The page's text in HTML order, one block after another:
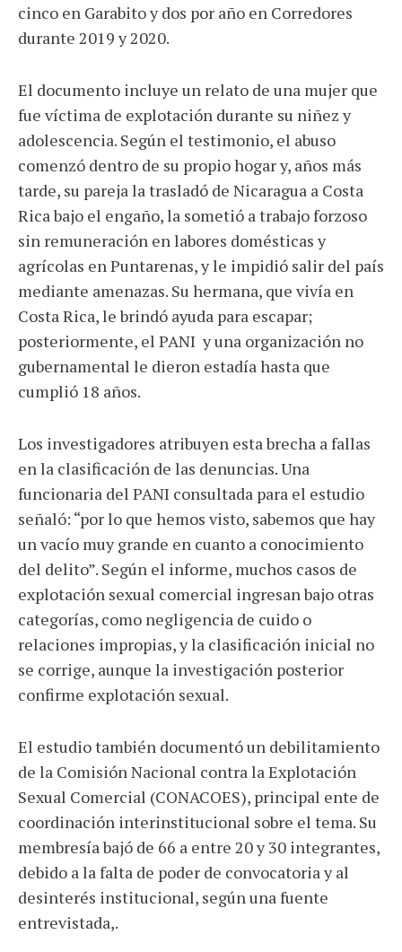
cinco en Garabito y dos por año en Corredores
durante 2019 y 2020.
El documento incluye un relato de una mujer que
fue víctima de explotación durante su niñez y
adolescencia. Según el testimonio, el abuso
comenzó dentro de su propio hogar y, años más
tarde, su pareja la trasladó de Nicaragua a Costa
Rica bajo el engaño, la sometió a trabajo forzoso
sin remuneración en labores domésticas y
agrícolas en Puntarenas, y le impidió salir del país
mediante amenazas. Su hermana, que vivía en
Costa Rica, le brindó ayuda para escapar;
posteriormente, el PANI y una organización no
gubernamental le dieron estadía hasta que
cumplió 18 años.
Los investigadores atribuyen esta brecha a fallas
en la clasificación de las denuncias. Una
funcionaria del PANI consultada para el estudio
señaló: “por lo que hemos visto, sabemos que hay
un vacío muy grande en cuanto a conocimiento
del delito”. Según el informe, muchos casos de
explotación sexual comercial ingresan bajo otras
categorías, como negligencia de cuido o
relaciones impropias, y la clasificación inicial no
se corrige, aunque la investigación posterior
confirme explotación sexual.
El estudio también documentó un debilitamiento
de la Comisión Nacional contra la Explotación
Sexual Comercial (CONACOES), principal ente de
coordinación interinstitucional sobre el tema. Su
membresía bajó de 66 a entre 20 y 30 integrantes,
debido a la falta de poder de convocatoria y al
desinterés institucional, según una fuente
entrevistada,.